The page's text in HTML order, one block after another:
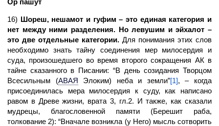
Ор пашут
16) Шореш, нешамот и гуфим – это единая категория и
нет между ними разделения. Но левушим и эйхалот –
это две отдельные категории. Для понимания этих слов
необходимо знать тайну соединения мер милосердия и
суда, произошедшего во время второго сокращения АК в
тайне сказанного в Писании: “В день созидания Творцом
Всесильным (АВАЯ Элоким) неба и земли”[1], – когда
присоединилась мера милосердия к суду, как написано
равом в Древе жизни, врата 3, гл.2. И также, как сказали
мудрецы, благословенной памяти (Берешит раба,
толкование 2): “Вначале возникла (у Него) мысль сотворить